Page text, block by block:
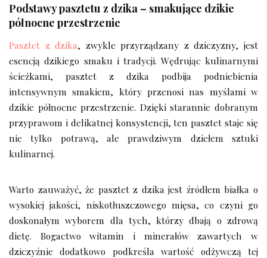
Podstawy pasztetu z dzika – smakujące dzikie
północne przestrzenie
Pasztet z dzika, zwykle przyrządzany z dziczyzny, jest
esencją dzikiego smaku i tradycji. Wędrując kulinarnymi
ścieżkami, pasztet z dzika podbija podniebienia
intensywnym smakiem, który przenosi nas myślami w
dzikie północne przestrzenie. Dzięki starannie dobranym
przyprawom i delikatnej konsystencji, ten pasztet staje się
nie tylko potrawą, ale prawdziwym dziełem sztuki
kulinarnej.
Warto zauważyć, że pasztet z dzika jest źródłem białka o
wysokiej jakości, niskotłuszczowego mięsa, co czyni go
doskonałym wyborem dla tych, którzy dbają o zdrową
dietę. Bogactwo witamin i minerałów zawartych w
dziczyźnie dodatkowo podkreśla wartość odżywczą tej